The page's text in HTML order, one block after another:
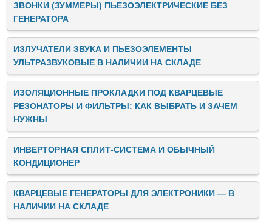
ЗВОНКИ (ЗУММЕРЫ) ПЬЕЗОЭЛЕКТРИЧЕСКИЕ БЕЗ
ГЕНЕРАТОРА
ИЗЛУЧАТЕЛИ ЗВУКА И ПЬЕЗОЭЛЕМЕНТЫ
УЛЬТРАЗВУКОВЫЕ В НАЛИЧИИ НА СКЛАДЕ
ИЗОЛЯЦИОННЫЕ ПРОКЛАДКИ ПОД КВАРЦЕВЫЕ
РЕЗОНАТОРЫ И ФИЛЬТРЫ: КАК ВЫБРАТЬ И ЗАЧЕМ
НУЖНЫ
ИНВЕРТОРНАЯ СПЛИТ-СИСТЕМА И ОБЫЧНЫЙ
КОНДИЦИОНЕР
КВАРЦЕВЫЕ ГЕНЕРАТОРЫ ДЛЯ ЭЛЕКТРОНИКИ — В
НАЛИЧИИ НА СКЛАДЕ